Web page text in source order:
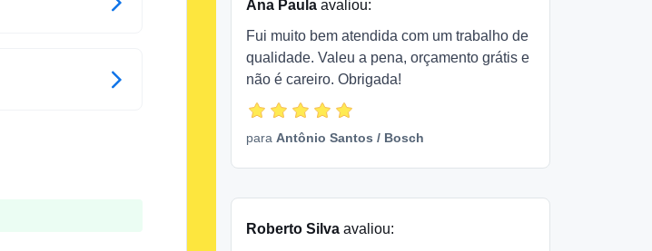
Ana Paula avaliou:
Fui muito bem atendida com um trabalho de
qualidade. Valeu a pena, orçamento grátis e
não é careiro. Obrigada!
para Antônio Santos / Bosch
Roberto Silva avaliou: